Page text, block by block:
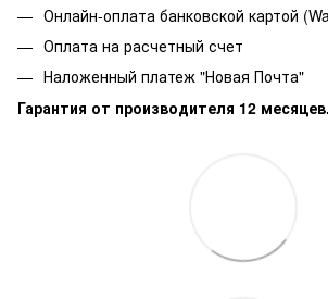
Онлайн-оплата банковской картой
Оплата на расчетный счет
Наложенный платеж "Новая Почта"
Гарантия от производителя 12 месяцев.